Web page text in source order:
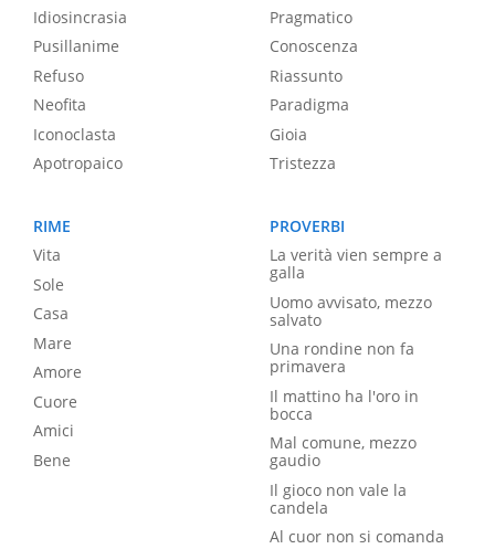
Idiosincrasia
Pusillanime
Refuso
Neofita
Iconoclasta
Apotropaico
Pragmatico
Conoscenza
Riassunto
Paradigma
Gioia
Tristezza
RIME
Vita
Sole
Casa
Mare
Amore
Cuore
Amici
Bene
PROVERBI
La verità vien sempre a
galla
Uomo avvisato, mezzo
salvato
Una rondine non fa
primavera
Il mattino ha l'oro in
bocca
Mal comune, mezzo
gaudio
Il gioco non vale la
candela
Al cuor non si comanda